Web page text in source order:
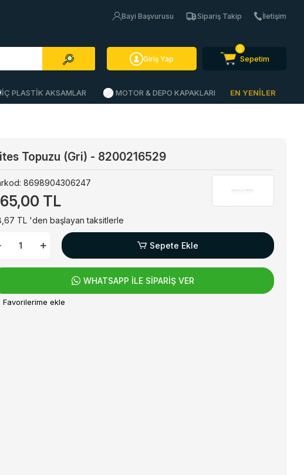
Bayi Başvurusu Sipariş Takip İletişim
Giriş Yap
0
Sepetim
İÇ PLASTİK AKSAMLAR MOTOR & DEPO KAPAKLARI EN YENİLER
Topuzu (Gri) - 8200216529
8698904306247
TL
TL 'den başlayan taksitlerle
Sepete Ekle
WHATSAPP İLE SİPARİŞ VER
Favorilerime ekle